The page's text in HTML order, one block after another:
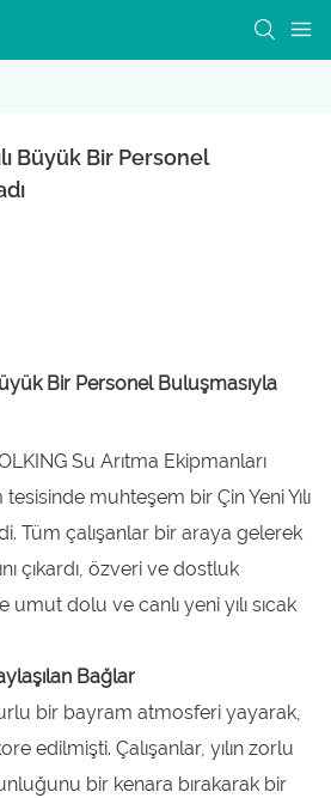
Büyük Bir Personel
Bir Personel Buluşmasıyla
Su Arıtma Ekipmanları
muhteşem bir Çin Yeni Yılı
Tüm çalışanlar bir araya gelerek
çıkardı, özveri ve dostluk
umut dolu ve canlı yeni yılı sıcak
Bağlar
bir bayram atmosferi yayarak,
edilmişti. Çalışanlar, yılın zorlu
bir kenara bırakarak bir